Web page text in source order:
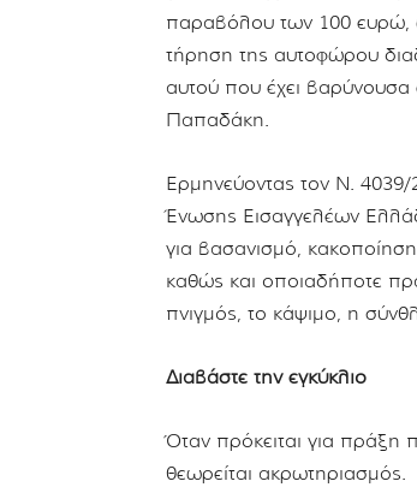
παραβόλου των 100 ευρώ,
τήρηση της αυτοφώρου
αυτού που έχει βαρύνουσα
Παπαδάκη.
Ερμηνεύοντας τον Ν.
Ένωσης Εισαγγελέων
για βασανισμό,
καθώς και οποιαδήποτε
πνιγμός, το κάψιμο, η
Διαβάστε την εγκύκλιο
Όταν πρόκειται για
θεωρείται ακρωτηριασμός.